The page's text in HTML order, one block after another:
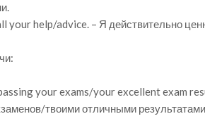
your help/advice. – Я действительно
your exams/your excellent exam
твоими отличными